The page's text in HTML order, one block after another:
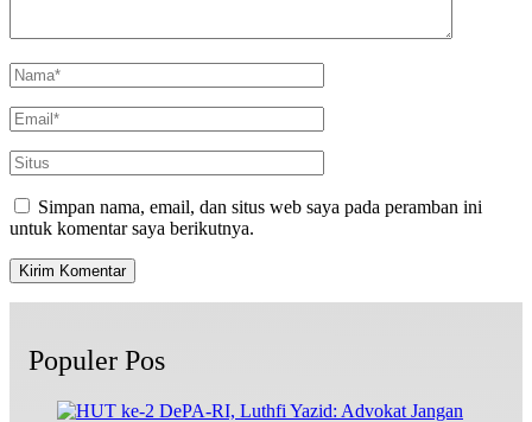
Simpan nama, email, dan situs web saya pada peramban ini
untuk komentar saya berikutnya.
Populer Pos